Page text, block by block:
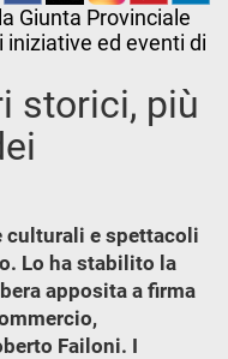
Giunta Provinciale
ed eventi di
storici, più
culturali e spettacoli
Lo ha stabilito la
apposita a firma
Failoni. I